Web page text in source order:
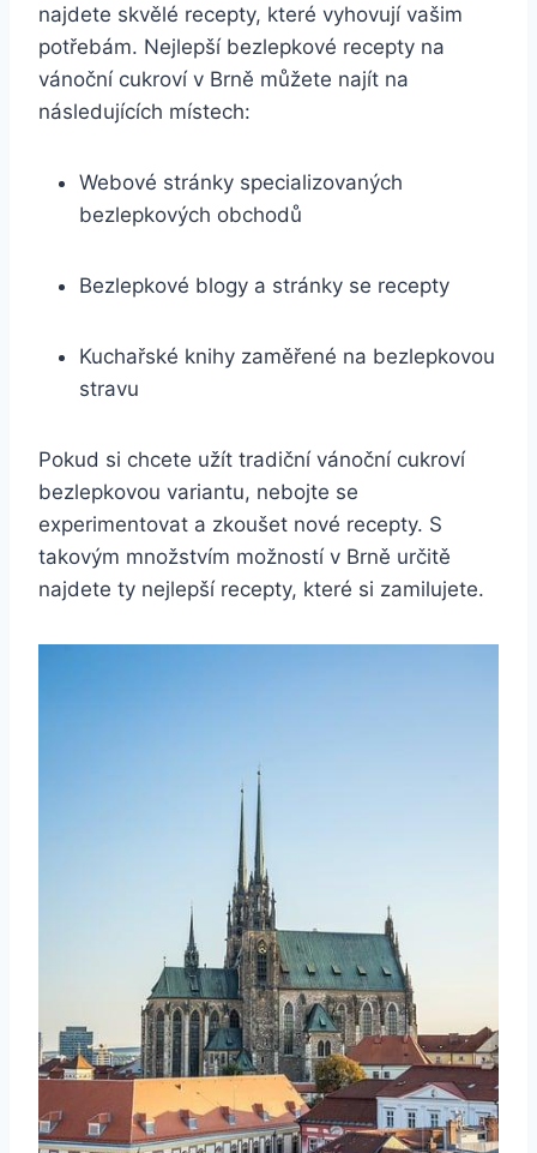
najdete skvělé recepty, které vyhovují vašim
potřebám. Nejlepší bezlepkové recepty na
vánoční cukroví v Brně můžete najít na
následujících místech:
Webové stránky specializovaných
bezlepkových obchodů
Bezlepkové blogy a stránky se recepty
Kuchařské knihy zaměřené na bezlepkovou
stravu
Pokud si chcete užít tradiční vánoční cukroví
bezlepkovou variantu, nebojte se
experimentovat a zkoušet nové recepty. S
takovým množstvím možností v Brně určitě
najdete ty nejlepší recepty, které si zamilujete.